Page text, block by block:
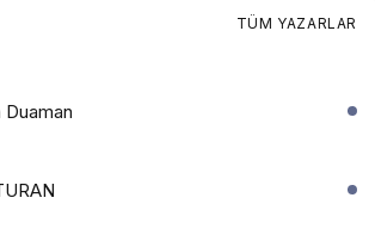
TÜM YAZARLAR